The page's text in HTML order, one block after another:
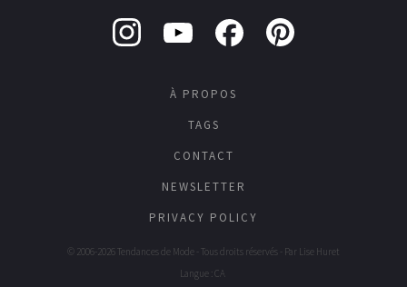
À PROPOS
TAGS
CONTACT
NEWSLETTER
PRIVACY POLICY
© 2006-2026 Tendances de Mode - Tous droits réservés - Par Lise Huret
Langue : CA